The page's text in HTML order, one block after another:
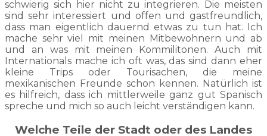
schwierig sich hier nicht zu integrieren. Die meisten
sind sehr interessiert und offen und gastfreundlich,
dass man eigentlich dauernd etwas zu tun hat. Ich
mache sehr viel mit meinen Mitbewohnern und ab
und an was mit meinen Kommilitonen. Auch mit
Internationals mache ich oft was, das sind dann eher
kleine Trips oder Tourisachen, die meine
mexikanischen Freunde schon kennen. Natürlich ist
es hilfreich, dass ich mittlerweile ganz gut Spanisch
spreche und mich so auch leicht verständigen kann.
Welche Teile der Stadt oder des Landes